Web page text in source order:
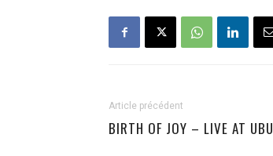
Article précédent
BIRTH OF JOY – LIVE AT UBU